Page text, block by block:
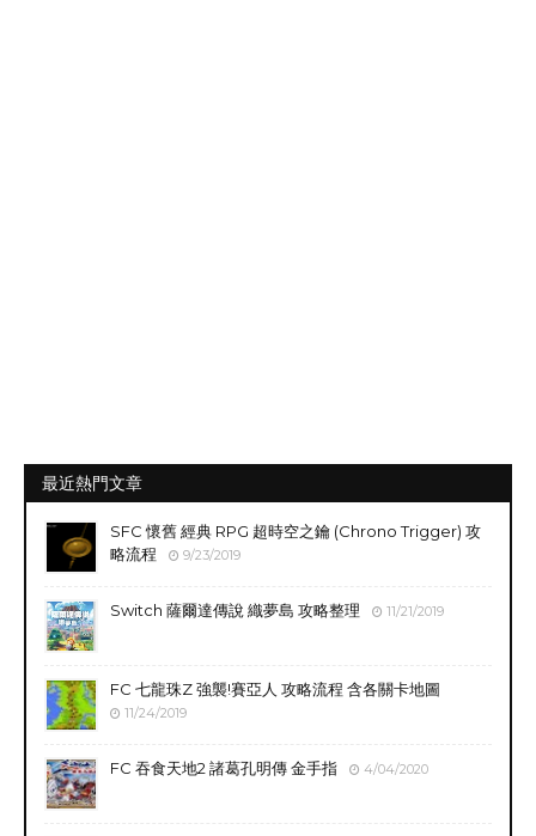
最近熱門文章
SFC 懷舊 經典 RPG 超時空之鑰 (Chrono Trigger) 攻
略流程
9/23/2019
Switch 薩爾達傳說 織夢島 攻略整理 11/21/2019
FC 七龍珠Z 強襲!賽亞人 攻略流程 含各關卡地圖
11/24/2019
FC 吞食天地2 諸葛孔明傳 金手指 4/04/2020